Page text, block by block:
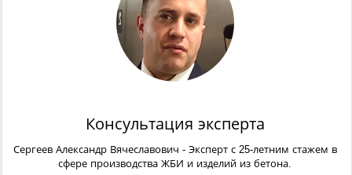
Консультация эксперта
Сергеев Александр Вячеславович - Эксперт с 25-летним стажем в
сфере производства ЖБИ и изделий из бетона.